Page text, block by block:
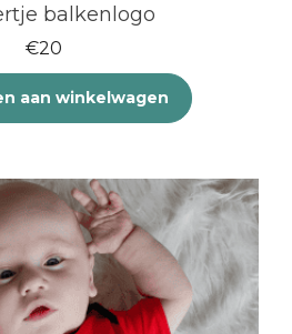
balkenlogo
€20
aan winkelwagen